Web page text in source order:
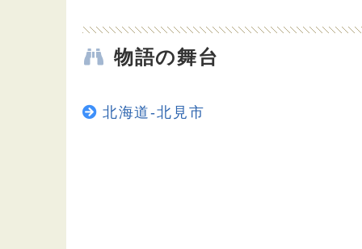
物語の舞台
北海道-北見市